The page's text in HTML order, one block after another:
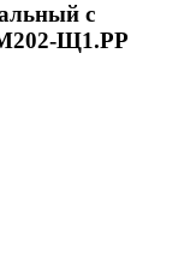
с
Щ1.РР